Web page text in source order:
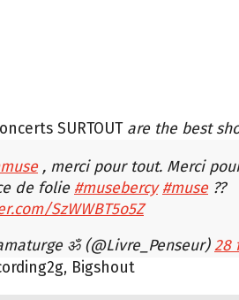
SURTOUTare the best
, merci pour tout. Merci
de folie #musebercy #muse??
SzWWBT5o5Z
ॐ (@Livre_Penseur)28
Bigshout